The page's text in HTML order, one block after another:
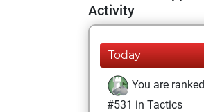
Activity
Today
You are ranked
#531 in Tactics